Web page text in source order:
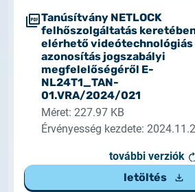
Tanúsítvány NETLOCK
felhőszolgáltatás
elérhető videótechnológiás
azonosítás jogszabályi
megfelelőségéről E-
NL24T1_TAN-
01.VRA/2024/021
Méret: 227.97 KB
Érvényesség kezdete:
további verziók
letöltés